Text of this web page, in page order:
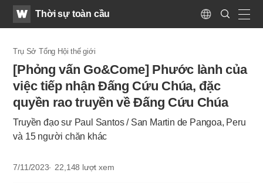
WATVThời sự toàn cầu
Language
Search
Submit
Trụ Sở Tổng Hội thế giới
[Phỏng vấn Go&Come] Phước lành của
việc tiếp nhận Đấng Cứu Chúa, đặc
quyền rao truyền về Đấng Cứu Chúa
Truyền đạo sư Paul Santos / San Martin de Pangoa, Peru
và 15 người chăn khác
7/11/2023 22,148 lượt xem